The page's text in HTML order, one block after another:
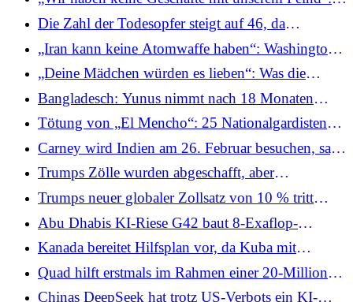
Kampfflugzeuge nach Westasien
Nordkoreas Kim lehnt Olivenzweig aus Seoul ab
Die Zahl der Todesopfer steigt auf 46, da
sintflutartige Regenfälle und Sturzfluten im Süden
Brasiliens verheerende Schäden anrichten
„Iran kann keine Atomwaffe haben“: Washington
sagt, Teheran versuche, das Atomprogramm
wieder aufzubauen
„Deine Mädchen würden es lieben“: Was die
Epstein-Akten über Deepak Chopra verraten
Bangladesch: Yunus nimmt nach 18 Monaten
seine NGO-Arbeit wieder auf und wird seinen
Regierungssitz voraussichtlich bis zum
Monatsende verlassen
Tötung von „El Mencho“: 25 Nationalgardisten
sterben bei Racheangriffen des Kartells, Mexiko
schickt weitere Soldaten
Carney wird Indien am 26. Februar besuchen, sagt
Kanadas PMO
Trumps Zölle wurden abgeschafft, aber
amerikanische Importeure müssen möglicherweise
jahrelang auf Rückerstattungen warten
Trumps neuer globaler Zollsatz von 10 % tritt
inmitten der Verwirrung um das Urteil des US-
Gerichts in Kraft – gültig für 150 Tage
Abu Dhabis KI-Riese G42 baut 8-Exaflop-
Supercomputer für Indien
Kanada bereitet Hilfsplan vor, da Kuba mit
zunehmender Treibstoffknappheit konfrontiert ist
Quad hilft erstmals im Rahmen einer 20-Millionen-
Dollar-Initiative bei der Modernisierung des
Chinas DeepSeek hat trotz US-Verbots ein KI-